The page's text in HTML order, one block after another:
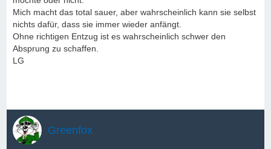
Mich macht das total sauer, aber wahrscheinlich kann sie selbst
nichts dafür, dass sie immer wieder anfängt.
Ohne richtigen Entzug ist es wahrscheinlich schwer den
Absprung zu schaffen.
LG
Greenfox